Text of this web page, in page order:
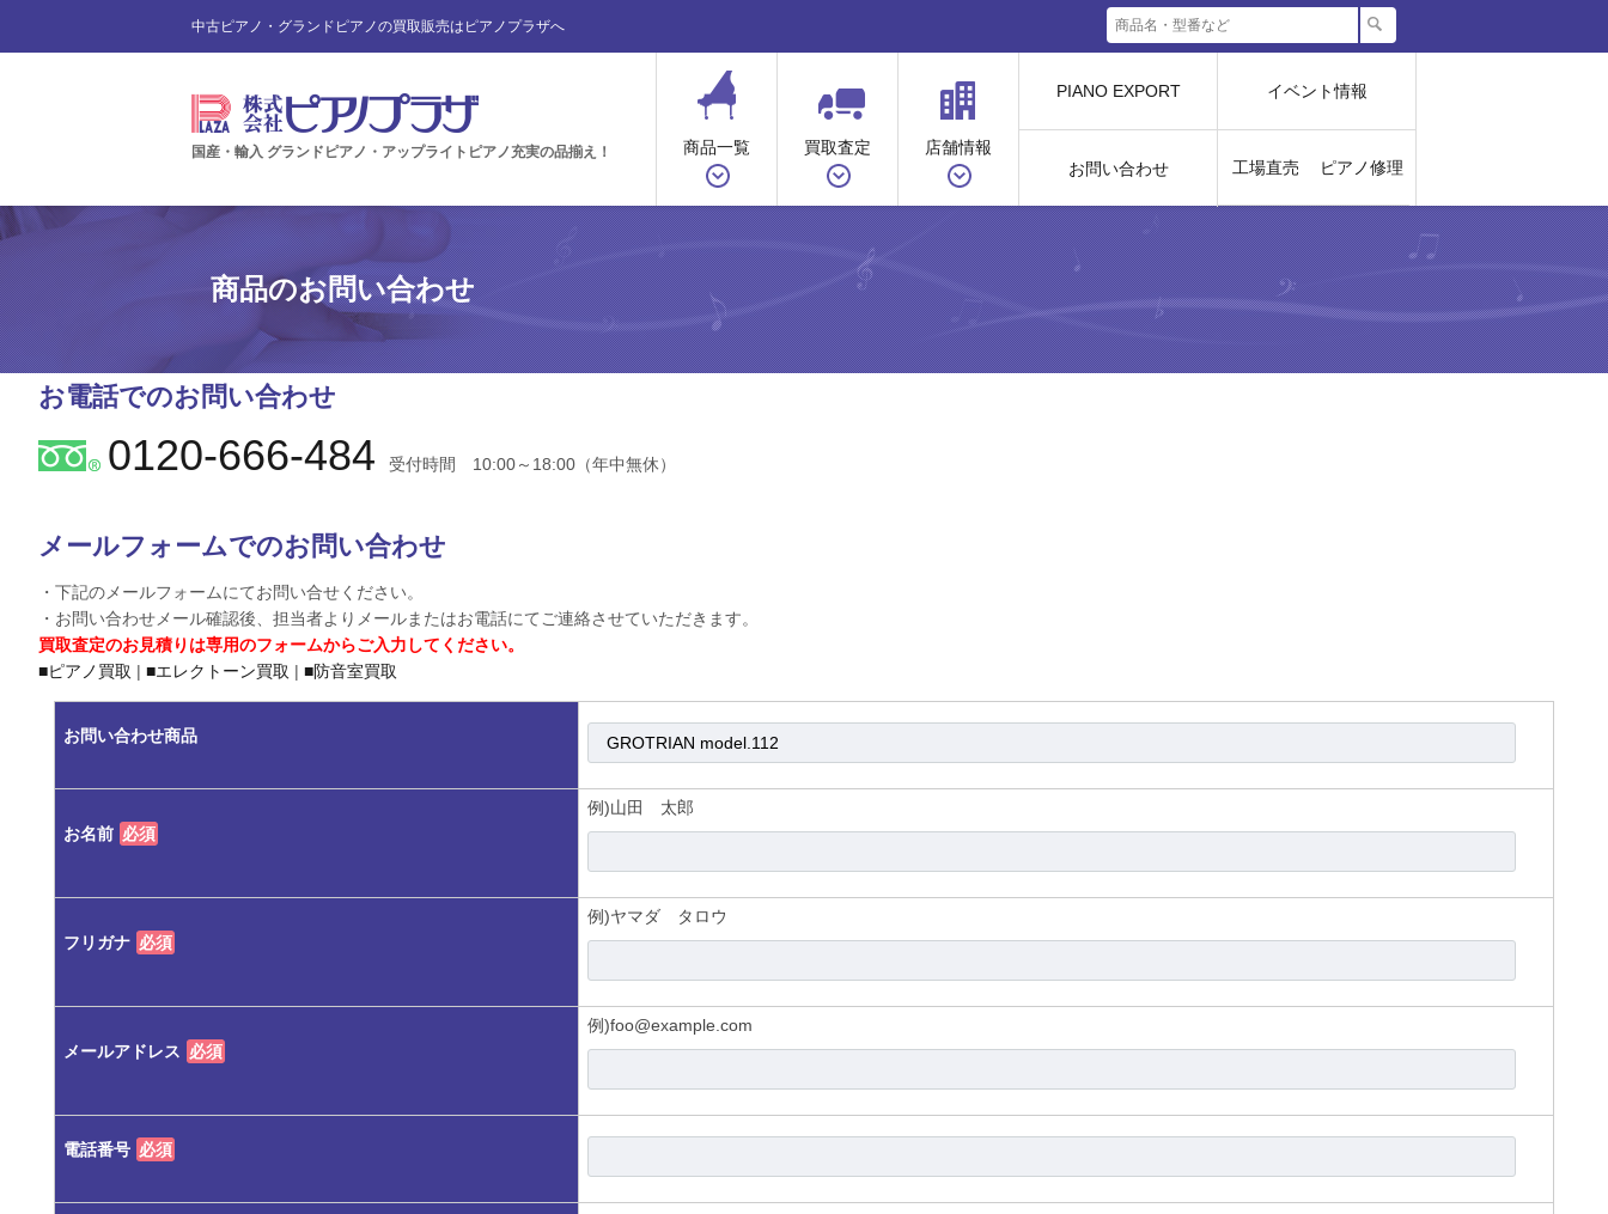
中古ピアノ・グランドピアノの買取販売はピアノプラザへ
国産・輸入 グランドピアノ・アップライトピアノ充実の品揃え！ 商品一覧 買取査定 店舗情報
PIANO EXPORT
お問い合わせ
イベント情報
工場直売 ピアノ修理
商品のお問い合わせ
お電話でのお問い合わせ
0120-666-484 受付時間 10:00～18:00（年中無休）
メールフォームでのお問い合わせ
・下記のメールフォームにてお問い合せください。
・お問い合わせメール確認後、担当者よりメールまたはお電話にてご連絡させていただきます。
買取査定のお見積りは専用のフォームからご入力してください。
■ピアノ買取 | ■エレクトーン買取 | ■防音室買取
お問い合わせ商品
お名前 必須
例)山田 太郎
フリガナ 必須
例)ヤマダ タロウ
メールアドレス 必須
例)foo@example.com
電話番号 必須